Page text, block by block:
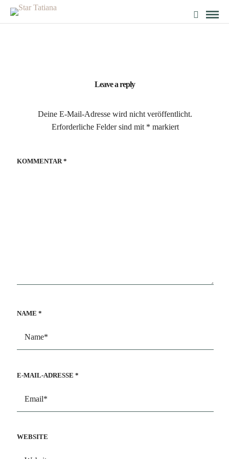
Leave a reply
Deine E-Mail-Adresse wird nicht veröffentlicht.
Erforderliche Felder sind mit * markiert
KOMMENTAR *
NAME *
E-MAIL-ADRESSE *
WEBSITE